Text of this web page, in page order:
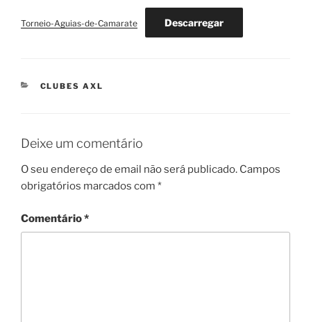
Torneio-Aguias-de-Camarate Descarregar
CATEGORIAS
CLUBES AXL
Deixe um comentário
O seu endereço de email não será publicado. Campos
obrigatórios marcados com *
Comentário*